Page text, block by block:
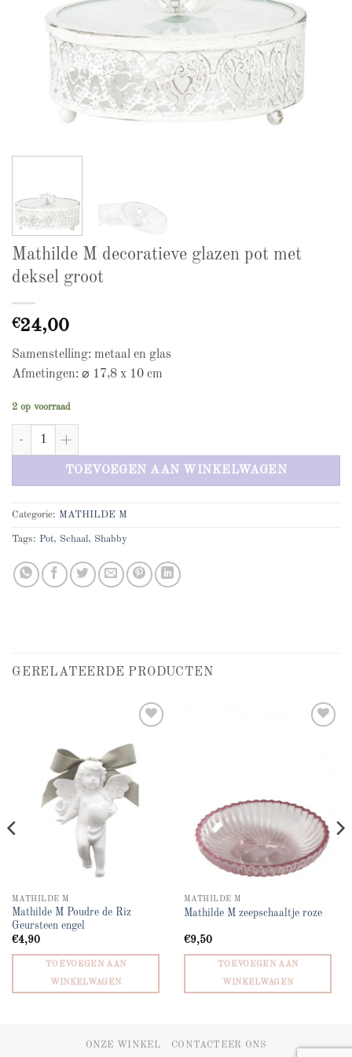
Mathilde M decoratieve glazen pot met
deksel groot
€24,00
Samenstelling: metaal en glas
Afmetingen: ⌀ 17,8 x 10 cm
2 op voorraad
Mathilde M decoratieve glazen pot met deksel groot aantal
TOEVOEGEN AAN WINKELWAGEN
Categorie: MATHILDE M
Tags: Pot, Schaal, Shabby
GERELATEERDE PRODUCTEN
wishlist
MATHILDE M
Mathilde M Poudre de Riz
Geursteen engel
€4,90
TOEVOEGEN AAN
WINKELWAGEN
MATHILDE M
Mathilde M zeepschaaltje roze
€9,50
TOEVOEGEN AAN
WINKELWAGEN
ONZE WINKEL CONTACTEER ONS